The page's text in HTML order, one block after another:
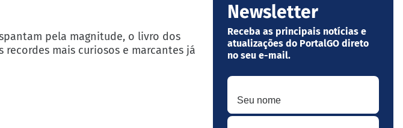
pela magnitude, o livro dos
mais curiosos e marcantes já
Newsletter
Receba as principais notícias e
atualizações do PortalGO direto
no seu e-mail.
Seu nome
Seu melhor e-mail